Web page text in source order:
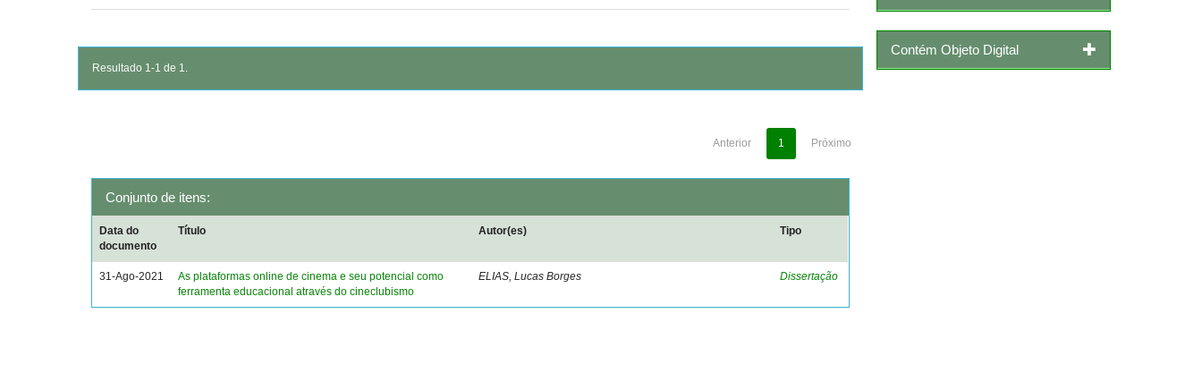
Resultado 1-1 de 1.
Anterior 1 Próximo
Conjunto de itens:
Data do
documento
Título Autor(es) Tipo
31-Ago-2021
As plataformas online de cinema e seu potencial como
ferramenta educacional através do cineclubismo
ELIAS, Lucas Borges Dissertação
Contém Objeto Digital